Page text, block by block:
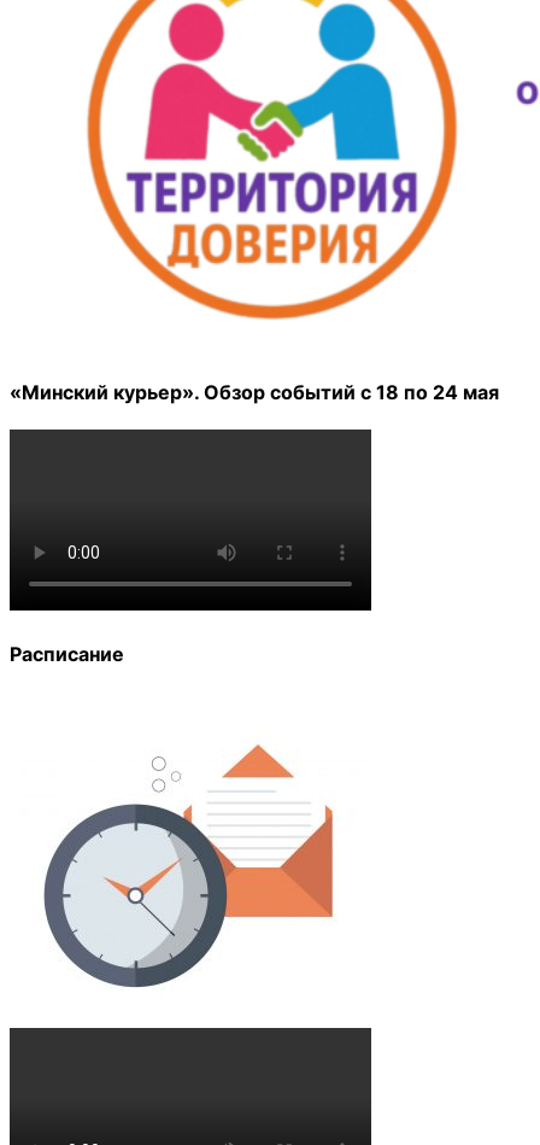
«Минский курьер». Обзор событий с 18 по 24 мая
Расписание